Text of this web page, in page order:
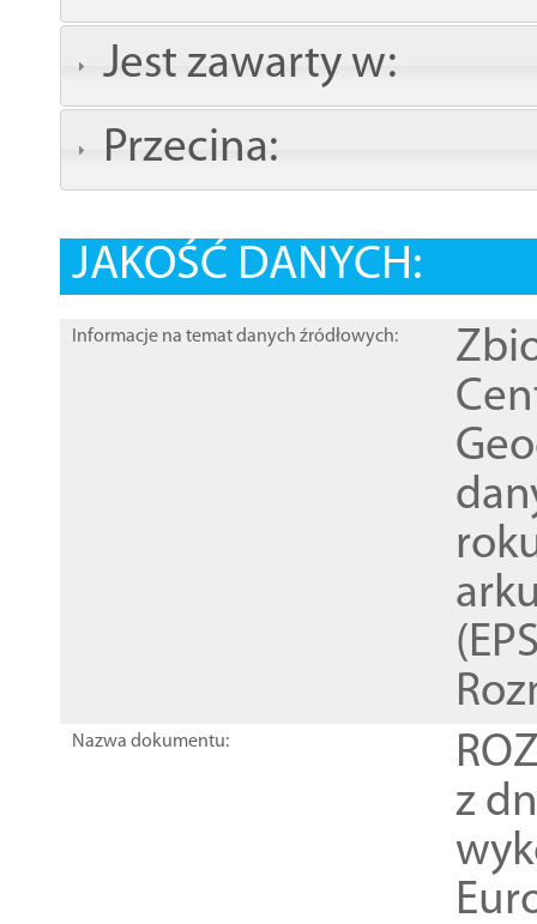
Jest zawarty w:
Przecina:
JAKOŚĆ DANYCH:
Informacje na temat danych źródłowych:
Nazwa dokumentu:
z